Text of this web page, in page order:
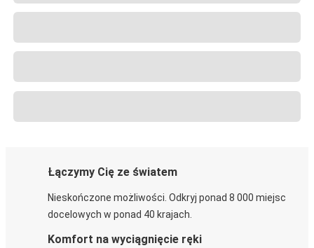
Łączymy Cię ze światem
Nieskończone możliwości. Odkryj ponad 8 000 miejsc
docelowych w ponad 40 krajach.
Komfort na wyciągnięcie ręki